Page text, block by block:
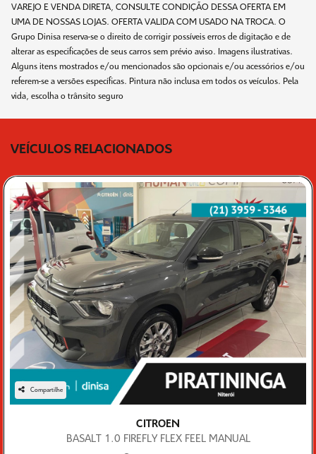
VAREJO E VENDA DIRETA, CONSULTE CONDIÇÃO DESSA OFERTA EM
UMA DE NOSSAS LOJAS. OFERTA VALIDA COM USADO NA TROCA. O
Grupo Dinisa reserva-se o direito de corrigir possíveis erros de digitação e de
alterar as especificações de seus carros sem prévio aviso. Imagens ilustrativas.
Alguns itens mostrados e/ou mencionados são opcionais e/ou acessórios e/ou
referem-se a versões específicas. Pintura não inclusa em todos os veículos. Pela
vida, escolha o trânsito seguro
VEÍCULOS RELACIONADOS
Compartilhe
CITROEN
BASALT 1.0 FIREFLY FLEX FEEL MANUAL